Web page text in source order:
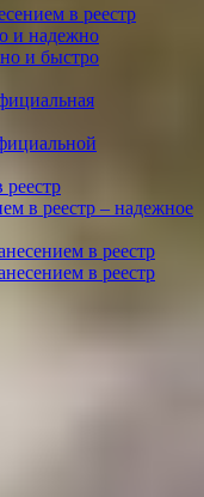
в реестр
и надежно
и быстро
реестр
в реестр – надежное
в реестр
в реестр